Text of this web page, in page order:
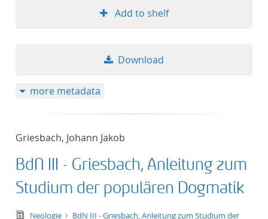
Add to shelf
Download
more metadata
Griesbach, Johann Jakob
BdN III - Griesbach, Anleitung zum
Studium der populären Dogmatik
text/tg.edition+tg.aggregation+xml
Neologie
BdN III - Griesbach, Anleitung zum Studium der